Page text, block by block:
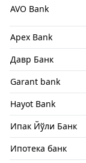
AVO Bank
Apex Bank
Давр Банк
Garant bank
Hayot Bank
Ипак Йўли Банк
Ипотека банк